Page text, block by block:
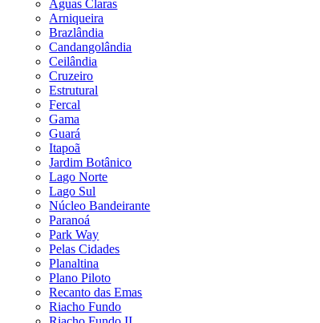
Águas Claras
Arniqueira
Brazlândia
Candangolândia
Ceilândia
Cruzeiro
Estrutural
Fercal
Gama
Guará
Itapoã
Jardim Botânico
Lago Norte
Lago Sul
Núcleo Bandeirante
Paranoá
Park Way
Pelas Cidades
Planaltina
Plano Piloto
Recanto das Emas
Riacho Fundo